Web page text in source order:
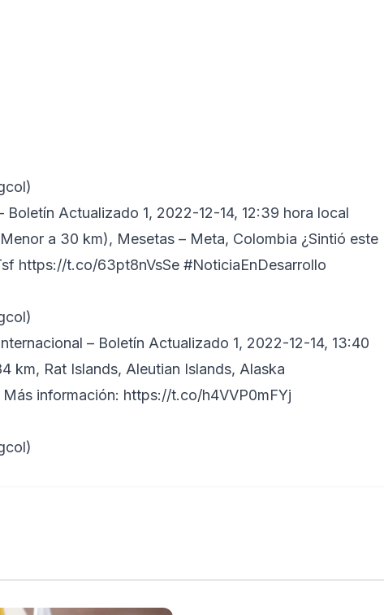
Boletín Actualizado 1, 2022-12-14, 12:39 hora local
a 30 km), Mesetas – Meta, Colombia ¿Sintió este
https://t.co/63pt8nVsSe #NoticiaEnDesarrollo
– Boletín Actualizado 1, 2022-12-14, 13:40
km, Rat Islands, Aleutian Islands, Alaska
Más información: https://t.co/h4VVP0mFYj